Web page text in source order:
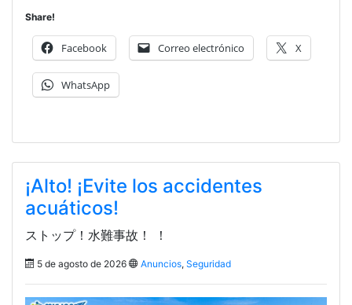
Share!
Facebook Correo electrónico X
WhatsApp
¡Alto! ¡Evite los accidentes
acuáticos!
ストップ！水難事故！ ！
5 de agosto de 2026 Anuncios, Seguridad